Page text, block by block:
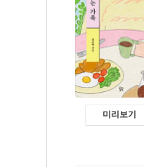
미리보기